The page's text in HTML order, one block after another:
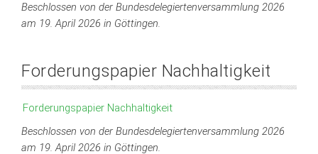
Beschlossen von der Bundesdelegiertenversammlung 2026
am 19. April 2026 in Göttingen.
Forderungspapier Nachhaltigkeit
Forderungspapier Nachhaltigkeit
Beschlossen von der Bundesdelegiertenversammlung 2026
am 19. April 2026 in Göttingen.